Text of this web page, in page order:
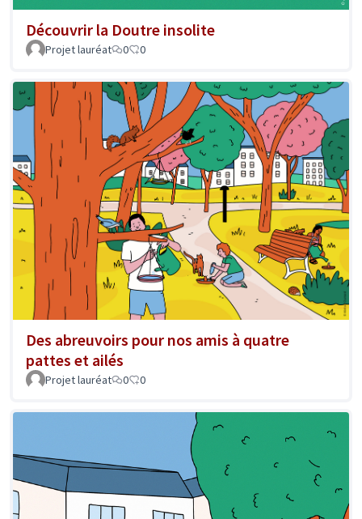
Découvrir la Doutre insolite
Projet lauréat 0 0
Des abreuvoirs pour nos amis à quatre
pattes et ailés
Projet lauréat 0 0